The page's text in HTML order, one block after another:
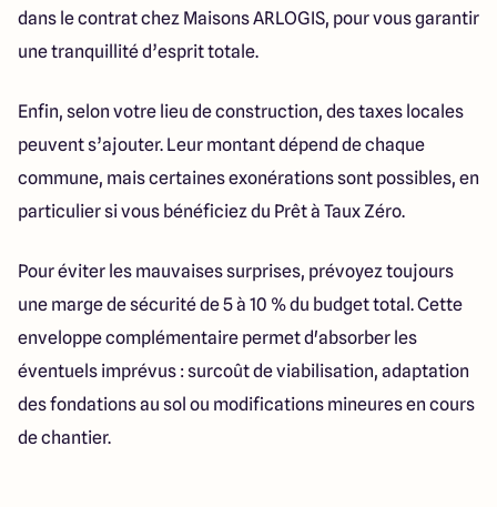
dans le contrat chez Maisons ARLOGIS, pour vous garantir
une tranquillité d’esprit totale.
Enfin, selon votre lieu de construction, des taxes locales
peuvent s’ajouter. Leur montant dépend de chaque
commune, mais certaines exonérations sont possibles, en
particulier si vous bénéficiez du Prêt à Taux Zéro.
Pour éviter les mauvaises surprises, prévoyez toujours
une marge de sécurité de 5 à 10 % du budget total. Cette
enveloppe complémentaire permet d'absorber les
éventuels imprévus : surcoût de viabilisation, adaptation
des fondations au sol ou modifications mineures en cours
de chantier.